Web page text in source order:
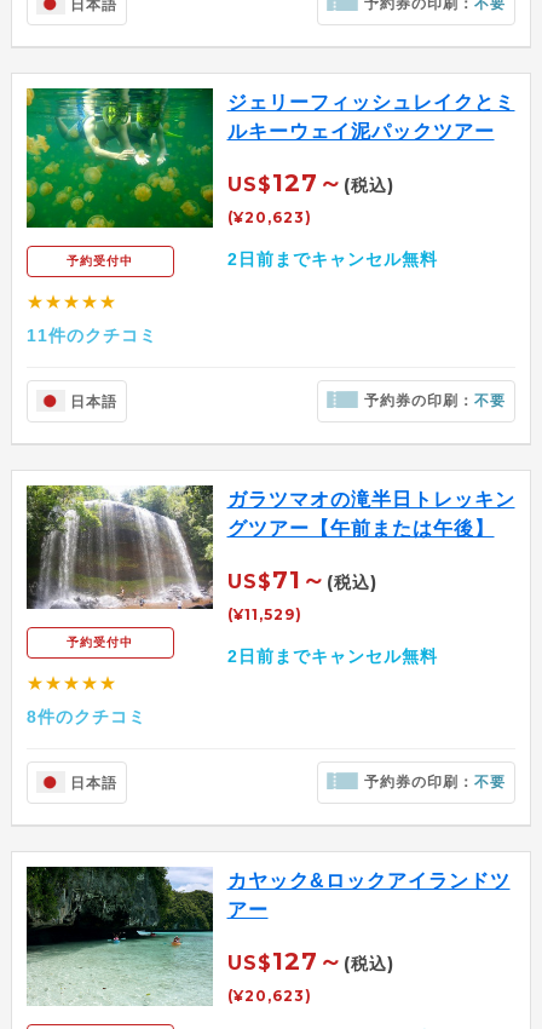
日本語
予約受付中
★★★★★
11件のクチコミ
ジェリーフィッシュレイクとミ
ルキーウェイ泥パックツアー
US$127～ (税込)
(¥20,623)
2日前までキャンセル無料
日本語 予約券の印刷：不要
予約受付中
★★★★★
8件のクチコミ
ガラツマオの滝半日トレッキン
グツアー【午前または午後】
US$71～ (税込)
(¥11,529)
2日前までキャンセル無料
日本語 予約券の印刷：不要
カヤック&ロックアイランドツ
アー
US$127～ (税込)
(¥20,623)